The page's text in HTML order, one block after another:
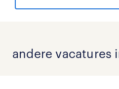
andere vacatures